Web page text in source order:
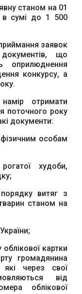
станом на 01
в сумі до 1 500
заявок
що
конкурсу, а
отримати
поточного року
документи:
особам
худоби,
витяг з
станом на
картки
громадянина
які через свої
від
облікової